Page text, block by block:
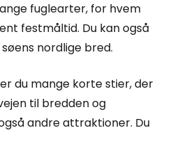
fuglearter, for hvem
festmåltid. Du kan også
nordlige bred.
du mange korte stier, der
til bredden og
andre attraktioner. Du